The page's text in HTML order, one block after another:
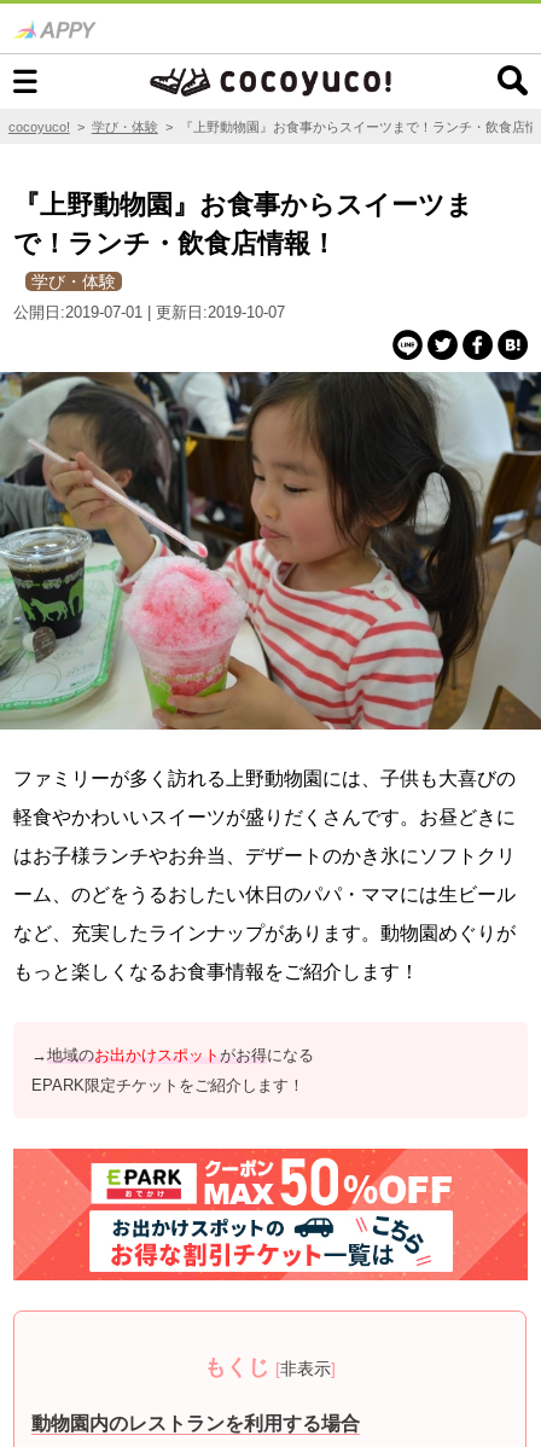
cocoyuco! > 学び・体験> 『上野動物園』お食事からスイーツまで！ランチ・飲食店
『上野動物園』お食事からスイーツま
で！ランチ・飲食店情報！
学び・体験
公開日:2019-07-01 | 更新日:2019-10-07
ファミリーが多く訪れる上野動物園には、子供も大喜びの
軽食やかわいいスイーツが盛りだくさんです。お昼どきに
はお子様ランチやお弁当、デザートのかき氷にソフトクリ
ーム、のどをうるおしたい休日のパパ・ママには生ビール
など、充実したラインナップがあります。動物園めぐりが
もっと楽しくなるお食事情報をご紹介します！
→地域のお出かけスポットがお得になる
EPARK限定チケットをご紹介します！
もくじ [非表示]
動物園内のレストランを利用する場合